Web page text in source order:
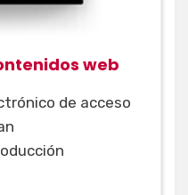
web
de acceso